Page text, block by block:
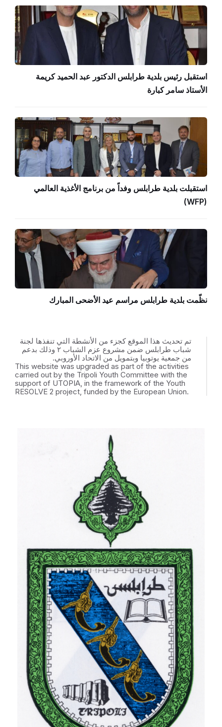
استقبل رئيس بلدية طرابلس الدكتور عبد الحميد كريمة
الأستاذ سامر كبارة
استقبلت بلدية طرابلس وفداً من برنامج الأغذية العالمي
(WFP)
نظّمت بلدية طرابلس مراسم عيد الأضحى المبارك
تم تحديث هذا الموقع كجزء من الأنشطة التي تنفذها لجنة
شباب طرابلس ضمن مشروع عزم الشباب ٢ وذلك بدعم
من جمعية يوتوبيا وبتمويل من الاتحاد الأوروبي.
This website was upgraded as part of the activities
carried out by the Tripoli Youth Committee with the
support of UTOPIA, in the framework of the Youth
RESOLVE 2 project, funded by the European Union.